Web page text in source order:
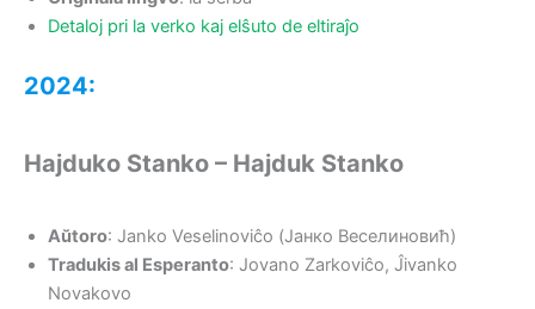
Detaloj pri la verko kaj elŝuto de eltiraĵo
2024:
Hajduko Stanko – Hajduk Stanko
Aŭtoro: Janko Veselinoviĉo (Јанко Веселиновић)
Tradukis al Esperanto: Jovano Zarkoviĉo, Ĵivanko
Novakovo